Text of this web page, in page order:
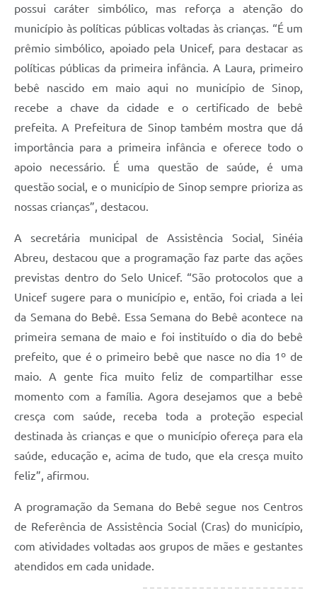
possui caráter simbólico, mas reforça a atenção do
município às políticas públicas voltadas às crianças. “É um
prêmio simbólico, apoiado pela Unicef, para destacar as
políticas públicas da primeira infância. A Laura, primeiro
bebê nascido em maio aqui no município de Sinop,
recebe a chave da cidade e o certificado de bebê
prefeita. A Prefeitura de Sinop também mostra que dá
importância para a primeira infância e oferece todo o
apoio necessário. É uma questão de saúde, é uma
questão social, e o município de Sinop sempre prioriza as
nossas crianças”, destacou.
A secretária municipal de Assistência Social, Sinéia
Abreu, destacou que a programação faz parte das ações
previstas dentro do Selo Unicef. “São protocolos que a
Unicef sugere para o município e, então, foi criada a lei
da Semana do Bebê. Essa Semana do Bebê acontece na
primeira semana de maio e foi instituído o dia do bebê
prefeito, que é o primeiro bebê que nasce no dia 1º de
maio. A gente fica muito feliz de compartilhar esse
momento com a família. Agora desejamos que a bebê
cresça com saúde, receba toda a proteção especial
destinada às crianças e que o município ofereça para ela
saúde, educação e, acima de tudo, que ela cresça muito
feliz”, afirmou.
A programação da Semana do Bebê segue nos Centros
de Referência de Assistência Social (Cras) do município,
com atividades voltadas aos grupos de mães e gestantes
atendidos em cada unidade.